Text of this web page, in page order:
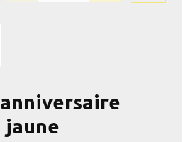
jaune